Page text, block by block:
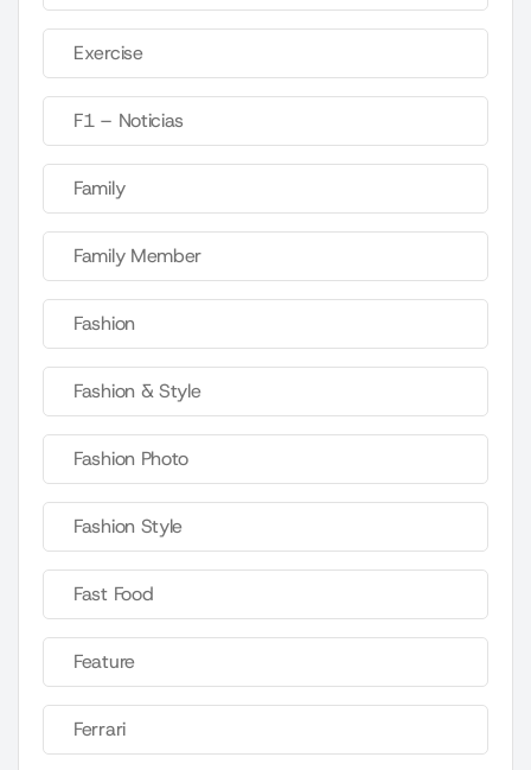
Exercise
F1 – Noticias
Family
Family Member
Fashion
Fashion & Style
Fashion Photo
Fashion Style
Fast Food
Feature
Ferrari